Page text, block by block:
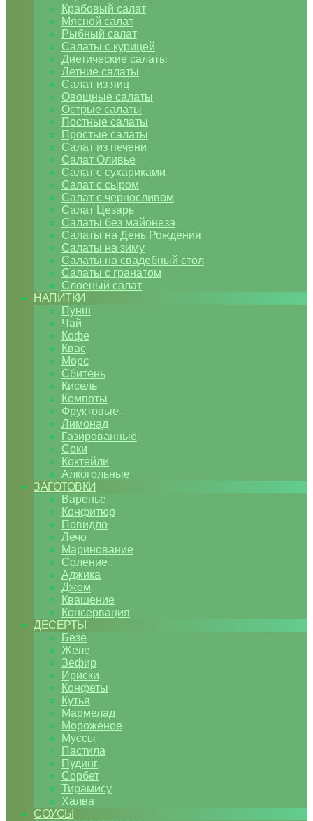
Крабовый салат
Мясной салат
Рыбный салат
Салаты с курицей
Диетические салаты
Летние салаты
Салат из яиц
Овощные салаты
Острые салаты
Постные салаты
Простые салаты
Салат из печени
Салат Оливье
Салат с сухариками
Салат с сыром
Салат с черносливом
Салат Цезарь
Салаты без майонеза
Салаты на День Рождения
Салаты на зиму
Салаты на свадебный стол
Салаты с гранатом
Слоеный салат
НАПИТКИ
Пунш
Чай
Кофе
Квас
Морс
Сбитень
Кисель
Компоты
Фруктовые
Лимонад
Газированные
Соки
Коктейли
Алкогольные
ЗАГОТОВКИ
Варенье
Конфитюр
Повидло
Лечо
Маринование
Соление
Аджика
Джем
Квашение
Консервация
ДЕСЕРТЫ
Безе
Желе
Зефир
Ириски
Конфеты
Кутья
Мармелад
Мороженое
Муссы
Пастила
Пудинг
Сорбет
Тирамису
Халва
СОУСЫ